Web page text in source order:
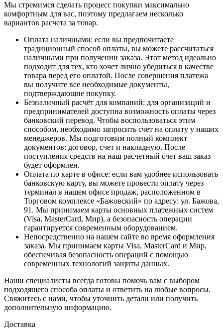
Мы стремимся сделать процесс покупки максимально
комфортным для вас, поэтому предлагаем несколько
вариантов расчета за товар.
Оплата наличными: если вы предпочитаете
традиционный способ оплаты, вы можете рассчитаться
наличными при получении заказа. Этот метод идеально
подходит для тех, кто хочет лично убедиться в качестве
товара перед его оплатой. После совершения платежа
вы получите все необходимые документы,
подтверждающие покупку.
Безналичный расчёт для компаний: для организаций и
предпринимателей доступна возможность оплаты через
банковский перевод. Чтобы воспользоваться этим
способом, необходимо запросить счет на оплату у наших
менеджеров. Мы подготовим полный комплект
документов: договор, счет и накладную. После
поступления средств на наш расчетный счет ваш заказ
будет оформлен.
Оплата по карте в офисе: если вам удобнее использовать
банковскую карту, вы можете провести оплату через
терминал в нашем офисе продаж, расположенном в
Торговом комплексе «Бажовский» по адресу: ул. Бажова,
91. Мы принимаем карты основных платежных систем
(Visa, MasterCard, Мир), а безопасность операции
гарантируется современным оборудованием.
Непосредственно на нашем сайте во время оформления
заказа. Мы принимаем карты Visa, MasterCard и Мир,
обеспечивая безопасность операций с помощью
современных технологий защиты данных.
Наши специалисты всегда готовы помочь вам с выбором
подходящего способа оплаты и ответить на любые вопросы.
Свяжитесь с нами, чтобы уточнить детали или получить
дополнительную информацию.
Доставка